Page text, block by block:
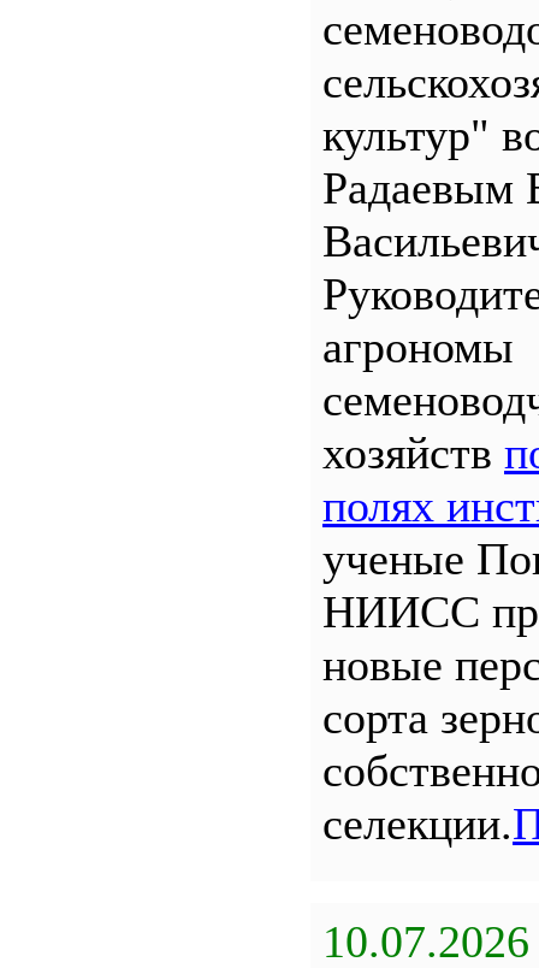
культур"
Радаевым
агрономы
хозяйств
полях
ученые
НИИСС
новые
сорта
селекции.
10.07.2026